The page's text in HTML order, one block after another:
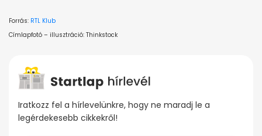
Forrás: RTL Klub
Címlapfotó – illusztráció: Thinkstock
Iratkozz fel a hírlevelünkre, hogy ne maradj le a
legérdekesebb cikkekről!